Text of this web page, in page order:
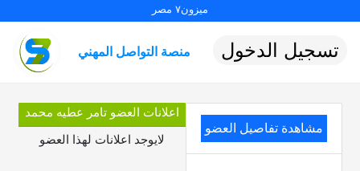
ميزون٧ مصر
منصة التواصل المهني تسجيل الدخول
مشاهدة تفاصيل العضو
اعلانات العضو تامر عطيه محمد
لايوجد اعلانات لهذا العضو